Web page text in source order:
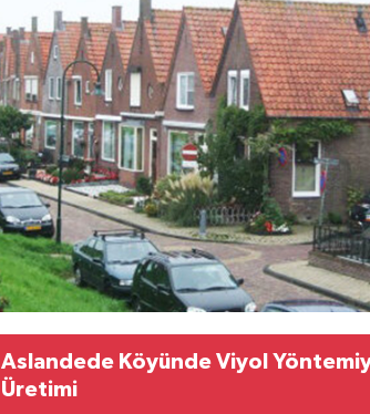
Aslandede Köyünde Viyol
Üretimi